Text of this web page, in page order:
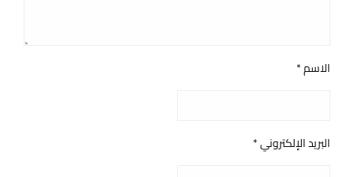
الاسم*
البريد الإلكتروني*